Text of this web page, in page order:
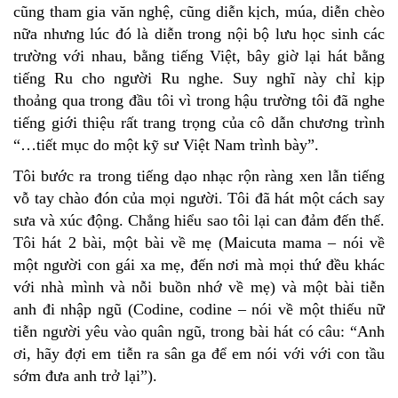
cũng tham gia văn nghệ, cũng diễn kịch, múa, diễn chèo
nữa nhưng lúc đó là diễn trong nội bộ lưu học sinh các
trường với nhau, bằng tiếng Việt, bây giờ lại hát bằng
tiếng Ru cho người Ru nghe. Suy nghĩ này chỉ kịp
thoảng qua trong đầu tôi vì trong hậu trường tôi đã nghe
tiếng giới thiệu rất trang trọng của cô dẫn chương trình
“…tiết mục do một kỹ sư Việt Nam trình bày”.
Tôi bước ra trong tiếng dạo nhạc rộn ràng xen lẫn tiếng
vỗ tay chào đón của mọi người. Tôi đã hát một cách say
sưa và xúc động. Chẳng hiểu sao tôi lại can đảm đến thế.
Tôi hát 2 bài, một bài về mẹ (Maicuta mama – nói về
một người con gái xa mẹ, đến nơi mà mọi thứ đều khác
với nhà mình và nỗi buồn nhớ về mẹ) và một bài tiễn
anh đi nhập ngũ (Codine, codine – nói về một thiếu nữ
tiễn người yêu vào quân ngũ, trong bài hát có câu: “Anh
ơi, hãy đợi em tiễn ra sân ga để em nói với với con tầu
sớm đưa anh trở lại”).